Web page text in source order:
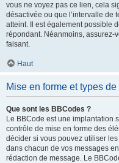
vous ne voyez pas ce lien, cela
désactivée ou que l’intervalle de
atteint. Il est également possible
répondant. Néanmoins, assurez-
faisant.
Haut
Mise en forme et types
Que sont les BBCodes ?
Le BBCode est une implantation
contrôle de mise en forme des
décider si vous pouvez utiliser
dans chacun de vos messages
rédaction de message. Le